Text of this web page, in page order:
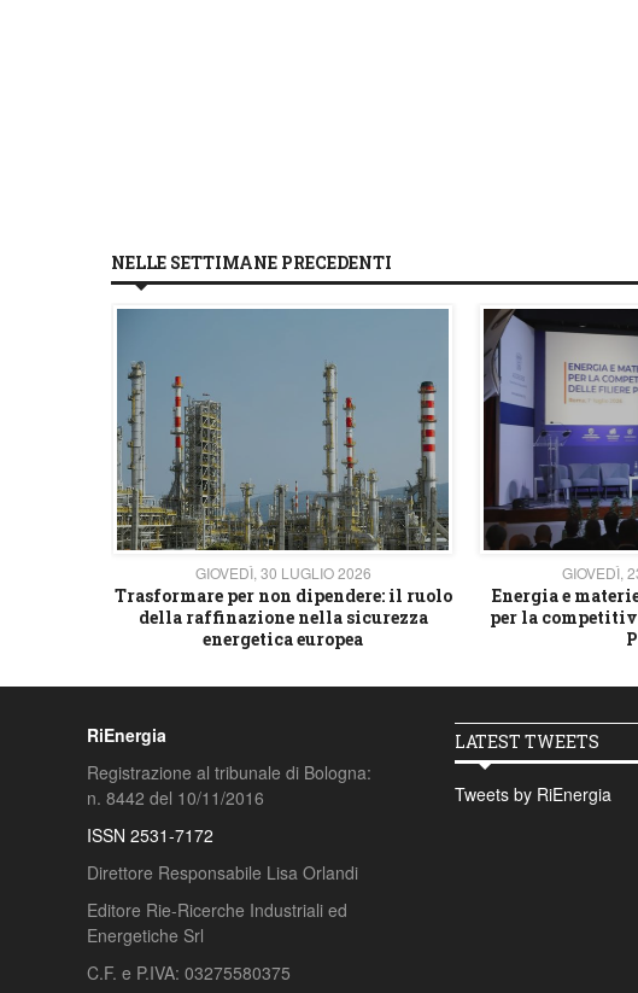
NELLE SETTIMANE PRECEDENTI
GIOVEDÌ, 30 LUGLIO 2026
Trasformare per non dipendere: il ruolo
della raffinazione nella sicurezza
energetica europea
GIOVEDÌ,
Energia e
per la
RiEnergia
Registrazione al tribunale di Bologna:
n. 8442 del 10/11/2016
ISSN 2531-7172
Direttore Responsabile Lisa Orlandi
Editore Rie-Ricerche Industriali ed
Energetiche Srl
C.F. e P.IVA: 03275580375
LATEST TWEETS
Tweets by RiEnergia